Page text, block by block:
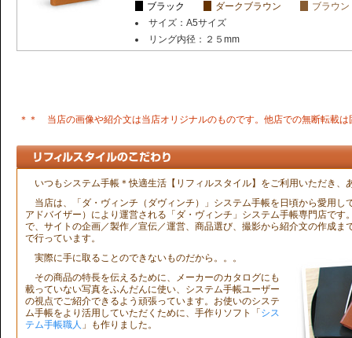
ブラック ダークブラウン
ブラウン
サイズ：A5サイズ
リング内径：２５mm
＊＊ 当店の画像や紹介文は当店オリジナルのものです。他店での無断転載
いつもシステム手帳＊快適生活【リフィルスタイル】をご利用いただき、
当店は、「ダ・ヴィンチ（ダヴィンチ）」システム手帳を日頃から愛用し
アドバイザー）により運営される「ダ・ヴィンチ」システム手帳専門店です
で、サイトの企画／製作／宣伝／運営、商品選び、撮影から紹介文の作成ま
で行っています。
実際に手に取ることのできないものだから。。。
その商品の特長を伝えるために、メーカーのカタログにも
載っていない写真をふんだんに使い、システム手帳ユーザー
の視点でご紹介できるよう頑張っています。お使いのシステ
ム手帳をより活用していただくために、手作りソフト「シス
テム手帳職人 」も作りました。